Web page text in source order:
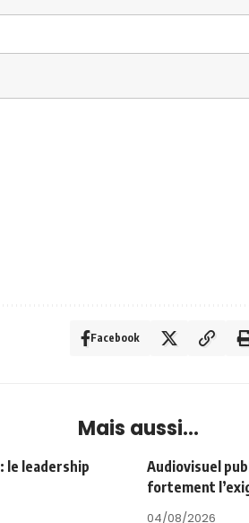
Facebook
Mais aussi...
le leadership
Audiovisuel
fortement
04/08/2026